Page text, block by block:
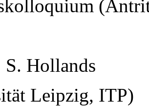
Hollands
Leipzig, ITP)